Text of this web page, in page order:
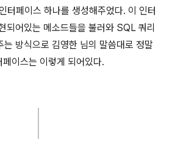
터페이스 하나를 생성해주었다. 이 인터
되어있는 메소드들을 불러와 SQL 쿼리
는 방식으로 김영한 님의 말씀대로 정말
이스는 이렇게 되어있다.